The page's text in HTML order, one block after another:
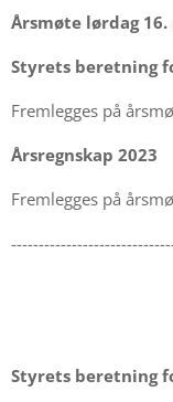
Årsmøte lørdag
Styrets beretning
Fremlegges på
Årsregnskap 2023
Fremlegges på
Styrets beretning